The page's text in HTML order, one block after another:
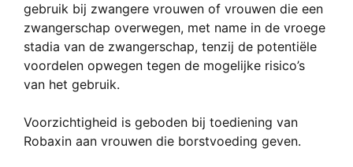
gebruik bij zwangere vrouwen of vrouwen die een
zwangerschap overwegen, met name in de vroege
stadia van de zwangerschap, tenzij de potentiële
voordelen opwegen tegen de mogelijke risico’s
van het gebruik.
Voorzichtigheid is geboden bij toediening van
Robaxin aan vrouwen die borstvoeding geven.